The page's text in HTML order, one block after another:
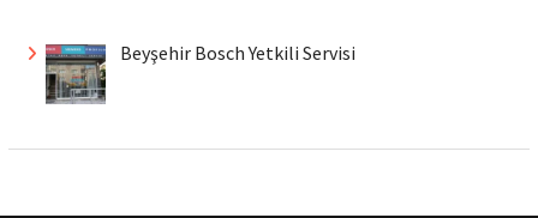
Beyşehir Bosch Yetkili Servisi